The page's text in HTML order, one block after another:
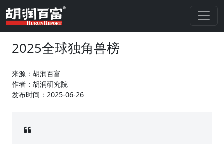
2025全球独角兽榜
来源：胡润百富
作者：胡润研究院
发布时间：2025-06-26